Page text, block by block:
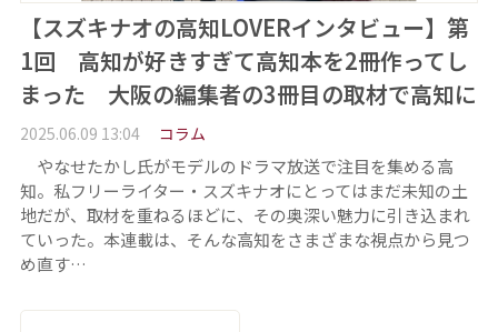
【スズキナオの高知LOVERインタビュー】第
1回 高知が好きすぎて高知本を2冊作ってし
まった 大阪の編集者の3冊目の取材で高知に
2025.06.09 13:04 コラム
やなせたかし氏がモデルのドラマ放送で注目を集める高
知。私フリーライター・スズキナオにとってはまだ未知の土
地だが、取材を重ねるほどに、その奥深い魅力に引き込まれ
ていった。本連載は、そんな高知をさまざまな視点から見つ
め直す…